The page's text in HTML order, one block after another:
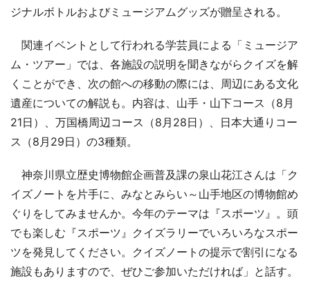
ジナルボトルおよびミュージアムグッズが贈呈される。
関連イベントとして行われる学芸員による「ミュージア
ム・ツアー」では、各施設の説明を聞きながらクイズを解
くことができ、次の館への移動の際には、周辺にある文化
遺産についての解説も。内容は、山手・山下コース（8月
21日）、万国橋周辺コース（8月28日）、日本大通りコー
ス（8月29日）の3種類。
神奈川県立歴史博物館企画普及課の泉山花江さんは「ク
イズノートを片手に、みなとみらい～山手地区の博物館め
ぐりをしてみませんか。今年のテーマは『スポーツ』。頭
でも楽しむ『スポーツ』クイズラリーでいろいろなスポー
ツを発見してください。クイズノートの提示で割引になる
施設もありますので、ぜひご参加いただければ」と話す。